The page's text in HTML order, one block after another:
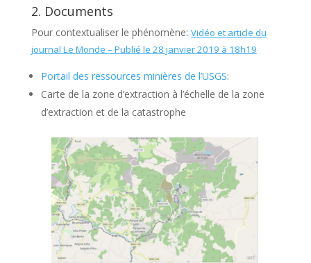
2. Documents
Pour contextualiser le phénomène: Vidéo et article du
journal Le Monde – Publié le 28 janvier 2019 à 18h19
Portail des ressources minières de l’USGS:
Carte de la zone d’extraction à l’échelle de la zone
d’extraction et de la catastrophe